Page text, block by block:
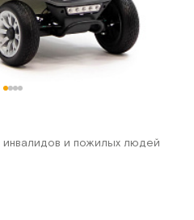
инвалидов и пожилых людей